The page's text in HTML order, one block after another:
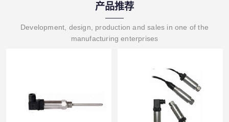
产品推荐
Development, design, production and sales in one of the
manufacturing enterprises